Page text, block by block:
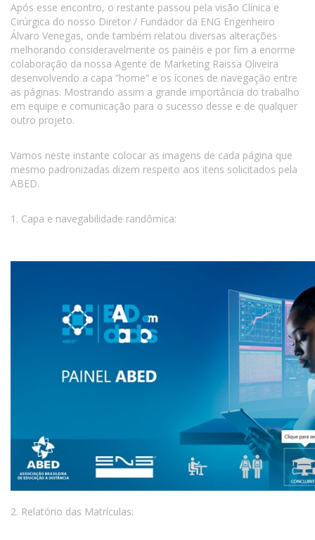
Após esse encontro, o restante passou pela visão Clínica e
Cirúrgica do nosso Diretor / Fundador da ENG Engenheiro
Álvaro Venegas, onde também relatou diversas alterações
melhorando consideravelmente os painéis e por fim a enorme
colaboração da nossa Agente de Marketing Raissa Oliveira
desenvolvendo a capa “home” e os ícones de navegação entre
as páginas. Mostrando assim a grande importância do trabalho
em equipe e comunicação para o sucesso desse e de qualquer
outro projeto.
Vamos neste instante colocar as imagens de cada página que
mesmo padronizadas dizem respeito aos itens solicitados pela
ABED.
1. Capa e navegabilidade randômica:
2. Relatório das Matrículas: